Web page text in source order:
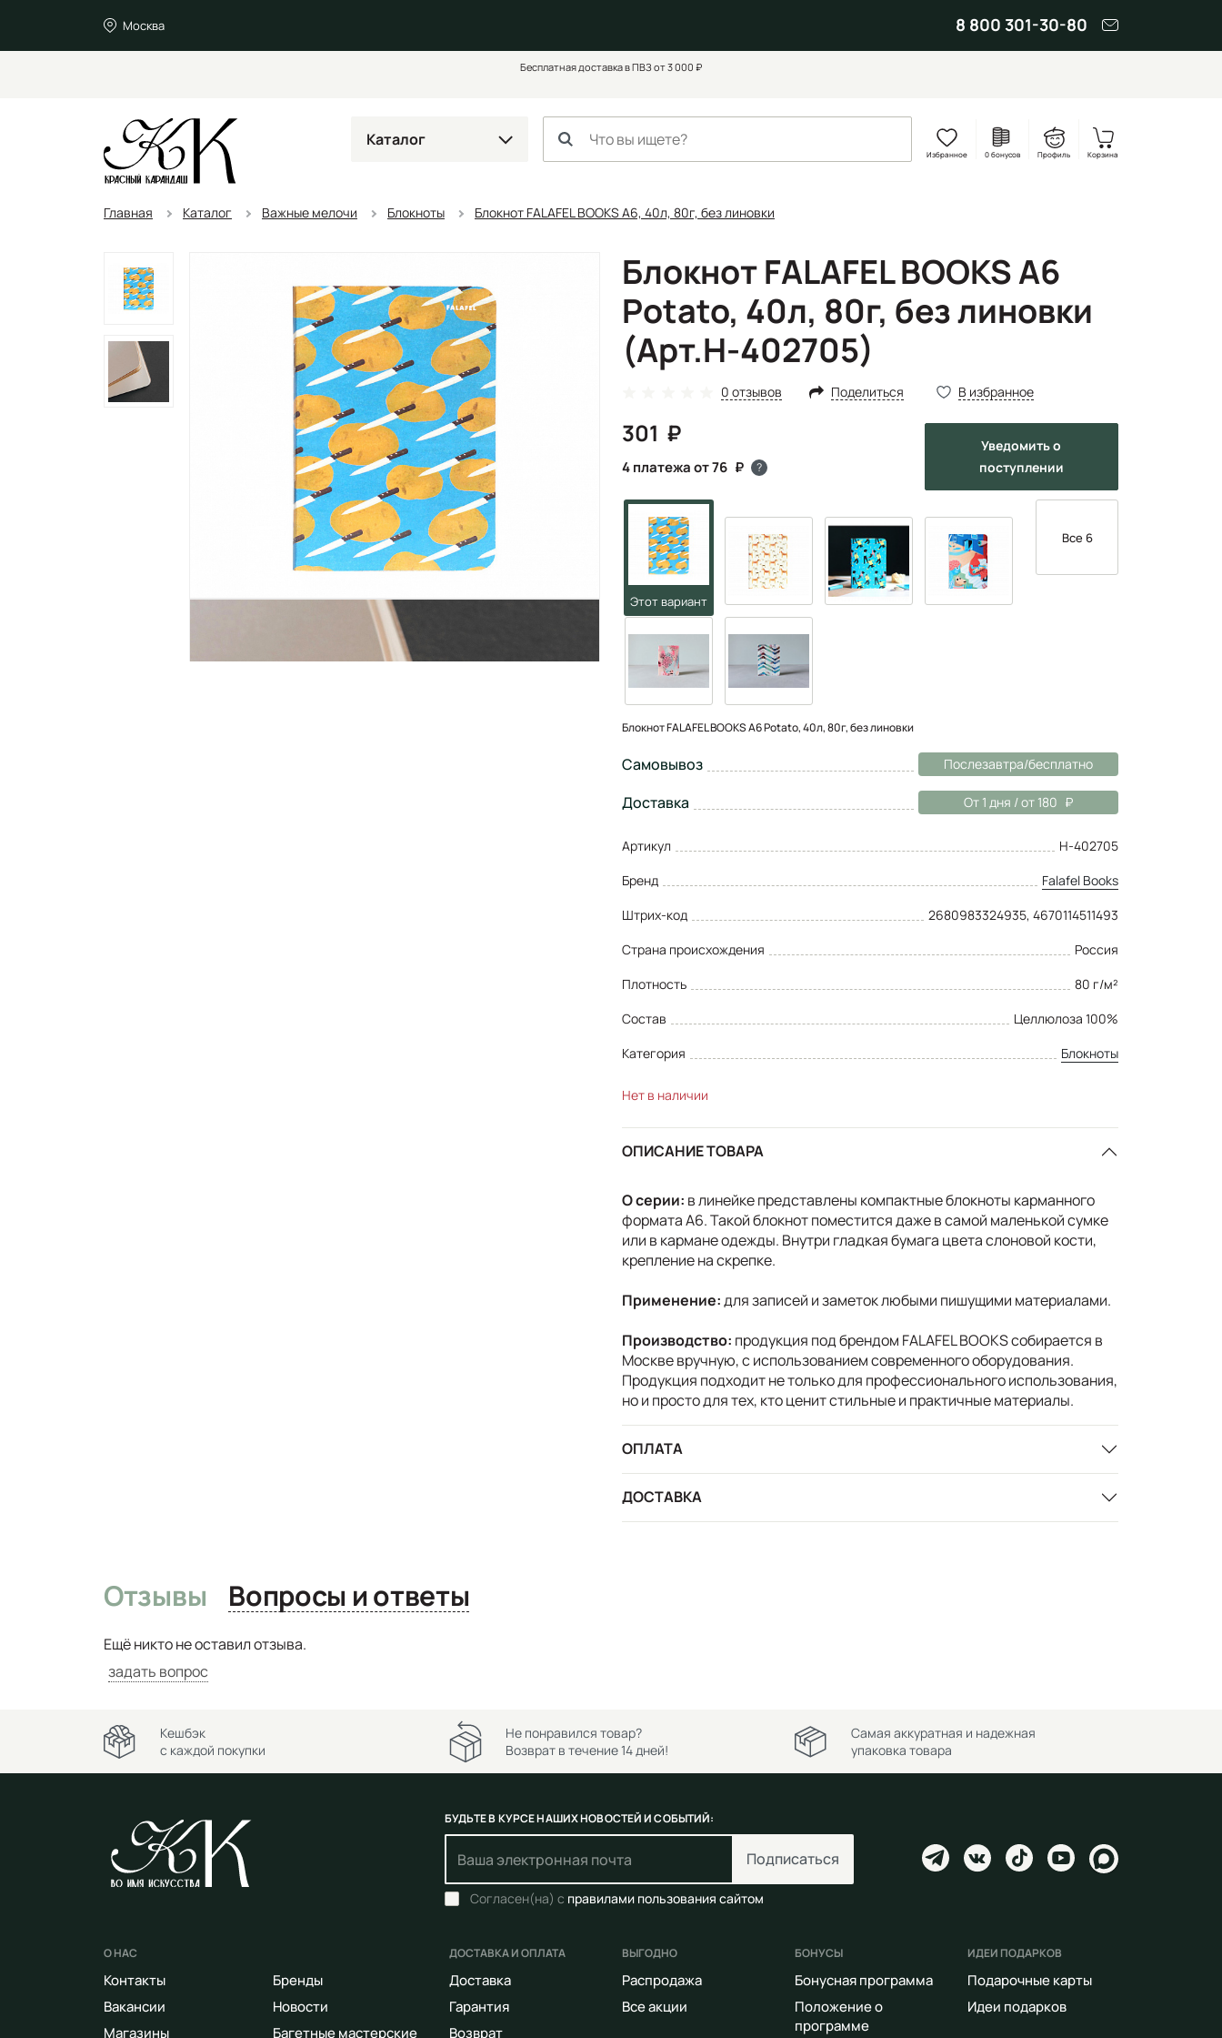
Москва 8 800 301-30-80
Бесплатная доставка в ПВЗ от 3 000 ₽
Каталог
Избранное 0 бонусов Профиль Корзина
Главная Каталог Важные мелочи Блокноты Блокнот FALAFEL BOOKS А6, 40л, 80г, без линовки
Блокнот FALAFEL BOOKS А6
Potato, 40л, 80г, без линовки
(Арт.Н-402705)
0 отзывов Поделиться В избранное
301
4 платежа от 76 ?
Уведомитьо
поступлении
Все 6
Блокнот FALAFEL BOOKS А6 Potato, 40л, 80г, без линовки
Самовывоз Послезавтра/бесплатно
Доставка От 1 дня / от 180
Артикул
Н-402705
Бренд
Falafel Books
Штрих-код
2680983324935, 4670114511493
Страна происхождения
Россия
Плотность
80 г/м²
Состав
Целлюлоза 100%
Категория
Блокноты
Нет в наличии
ОПИСАНИЕ ТОВАРА
О серии: в линейке представлены компактные блокноты карманного
формата А6. Такой блокнот поместится даже в самой маленькой сумке
или в кармане одежды. Внутри гладкая бумага цвета слоновой кости,
крепление на скрепке.
Применение:для записей и заметок любыми пишущими материалами.
Производство: продукция под брендом FALAFEL BOOKS собирается в
Москве вручную, с использованием современного оборудования.
Продукция подходит не только для профессионального использования,
но и просто для тех, кто ценит стильные и практичные материалы.
ОПЛАТА
ДОСТАВКА
Отзывы Вопросы и ответы
Ещё никто не оставил отзыва.
задать вопрос
Кешбэк
с каждой покупки
Не понравился товар?
Возврат в течение 14 дней!
Самая аккуратная и надежная
упаковка товара
БУДЬТЕ В КУРСЕ НАШИХ НОВОСТЕЙ И СОБЫТИЙ:
Подписаться
Согласен(на) с правилами пользования сайтом
О НАС
Контакты
Вакансии
Магазины
Бренды
Новости
Багетные мастерские
ДОСТАВКА И ОПЛАТА
Доставка
Гарантия
Возврат
ВЫГОДНО
Распродажа
Все акции
БОНУСЫ
Бонусная программа
Положение о
программе
ИДЕИ ПОДАРКОВ
Подарочные карты
Идеи подарков